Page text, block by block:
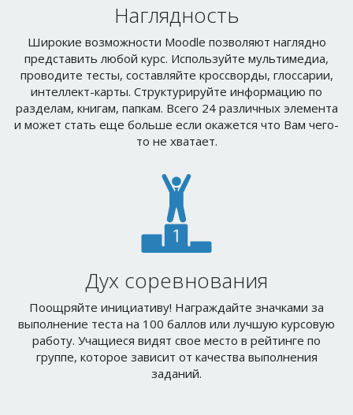
Широкие возможности Moodle позволяют наглядно
представить любой курс. Используйте мультимедиа,
проводите тесты, составляйте кроссворды, глоссарии,
интеллект-карты. Структурируйте информацию по
разделам, книгам, папкам. Всего 24 различных элемента
и может стать еще больше если окажется что Вам чего-
то не хватает.
Дух соревнования
Поощряйте инициативу! Награждайте значками за
выполнение теста на 100 баллов или лучшую курсовую
работу. Учащиеся видят свое место в рейтинге по
группе, которое зависит от качества выполнения
заданий.